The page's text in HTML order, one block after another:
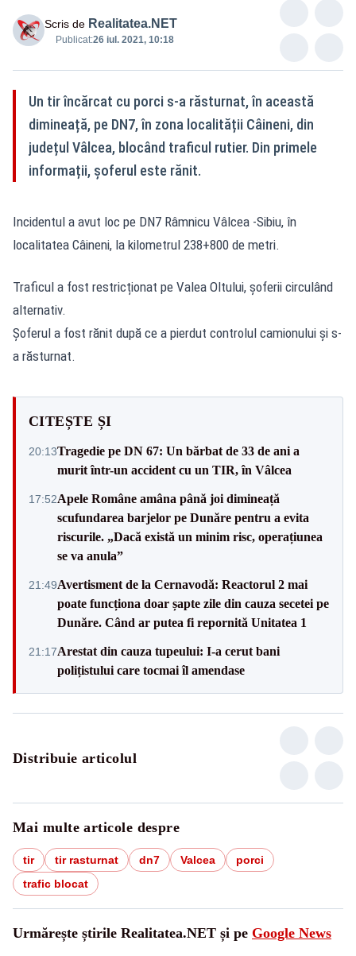
Scris de Realitatea.NET
Publicat:26 iul. 2021, 10:18
Un tir încărcat cu porci s-a răsturnat, în această
dimineață, pe DN7, în zona localității Câineni, din
județul Vâlcea, blocând traficul rutier. Din primele
informații, șoferul este rănit.
Incidentul a avut loc pe DN7 Râmnicu Vâlcea -Sibiu, în
localitatea Câineni, la kilometrul 238+800 de metri.
Traficul a fost restricționat pe Valea Oltului, șoferii circulând
alternativ.
Șoferul a fost rănit după ce a pierdut controlul camionului și s-
a răsturnat.
CITEȘTE ȘI
20:13Tragedie pe DN 67: Un bărbat de 33 de ani a
murit într-un accident cu un TIR, în Vâlcea
17:52Apele Române amâna până joi dimineață
scufundarea barjelor pe Dunăre pentru a evita
riscurile. „Dacă există un minim risc, operațiunea
se va anula”
21:49Avertisment de la Cernavodă: Reactorul 2 mai
poate funcționa doar șapte zile din cauza secetei pe
Dunăre. Când ar putea fi repornită Unitatea 1
21:17Arestat din cauza tupeului: I-a cerut bani
polițistului care tocmai îl amendase
Distribuie articolul
Mai multe articole despre
tir tir rasturnat dn7 Valcea
porci
trafic blocat
Urmărește știrile Realitatea.NET și pe Google News